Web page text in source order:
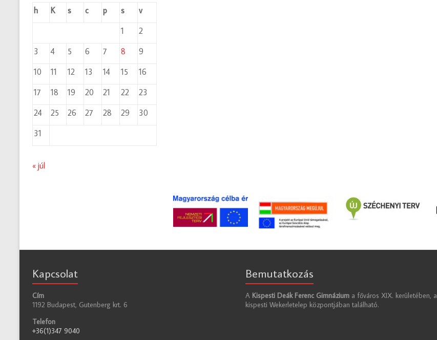
h
K s c p s
v
1
2
3
4 5 6 7 8
9
10
11 12 13 14 15
16
17
18 19 20 21 22
23
24
25 26 27 28 29
30
31
« júl
Kapcsolat
Cím
1192 Budapest, Gutenberg krt. 6
Telefon
+36(1)347 9040
Bemutatkozás
A Kispesti Deák Ferenc Gimnázium a főváros XIX. kerületében, a
kispesti Wekerletelep központjában található.